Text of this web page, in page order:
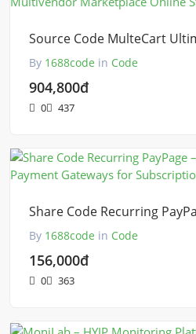
By 1688code in Code
904,800đ
0 437
By 1688code in Code
156,000đ
0 363